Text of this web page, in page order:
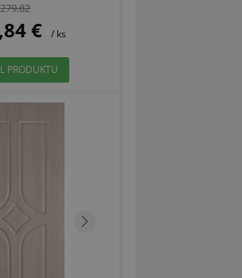
279.82
€ / ks
PRODUKTU